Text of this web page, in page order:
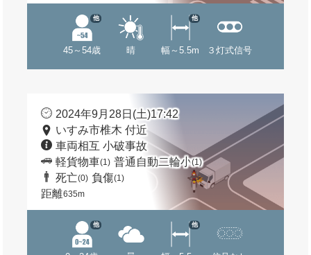
45～54歳
他
晴 幅～5.5m
他
３灯式信号
2024年9月28日(土)17:42
いすみ市椎木 付近
車両相互 小破事故
軽貨物車(1) 普通自動二輪小(1)
死亡(0) 負傷(1)
距離635m
他 他